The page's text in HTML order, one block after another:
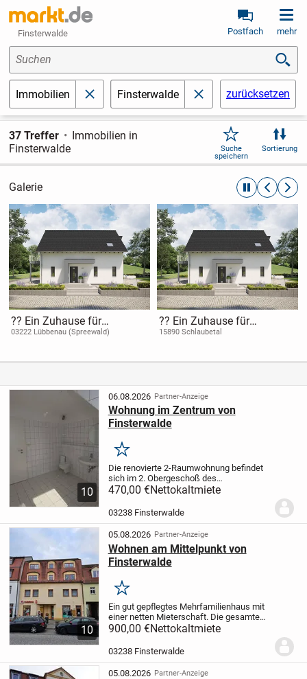
Finsterwalde Postfach mehr
Suchen
Immobilien schließenFinsterwalde schließenzurücksetzen
37 Treffer
Immobilien in
Finsterwalde
Suche
speichern
Sortierung
Galerie automatische
?? Ein Zuhause für
Generationen - Sicherheit,
einem Dach
03222 Lübbenau (Spreewald)
?? Ein Zuhause für
Generationen - Sicherheit,
einem Dach
15890 Schlaubetal
10
06.08.2026 Partner-Anzeige
Wohnung im Zentrum von
Finsterwalde
Merken
Die renovierte 2-Raumwohnung befindet
sich im 2. Obergeschoß des
Mehrfamilienhauses.Die Wohnung
direkt in das helle Wohnzimmer.
470,00 €Nettokaltmiete
03238 Finsterwalde
10
05.08.2026 Partner-Anzeige
Wohnen am Mittelpunkt von
Finsterwalde
Merken
Ein gut gepflegtes Mehrfamilienhaus mit
einer netten Mieterschaft. Die gesamte
erste Etage für sich. Zuvor wurden diese
Räumlichkeiten als Büro vermietet. Jetzt
ist die Zeit gekommen, hier eine...
900,00 €Nettokaltmiete
03238 Finsterwalde
05.08.2026 Partner-Anzeige